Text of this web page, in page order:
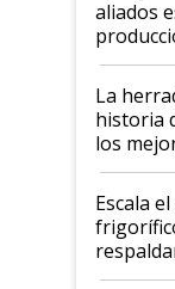
foco en
aliados
la
La
historia
los
todavía
Escala